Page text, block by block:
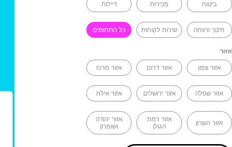
ביטוח מכירות דיילות
חינוך ורווחה שירות לקוחות כל התחומים
אזור
אזור צפון אזור דרום אזור מרכז
אזור שפלה אזור ירושלים אזור אילת
אזור השרון
אזור רמת
הגולן
אזור יהודה
ושומרון